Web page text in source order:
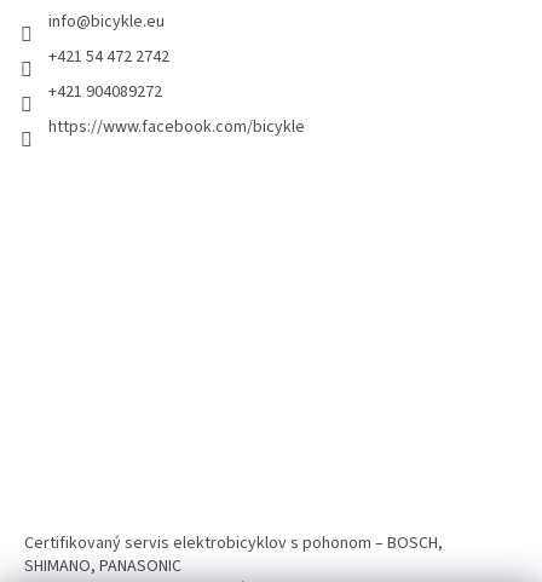
info@bicykle.eu
+421 54 472 2742
+421 904089272
https://www.facebook.com/bicykle
Certifikovaný servis elektrobicyklov s pohonom – BOSCH,
SHIMANO, PANASONIC